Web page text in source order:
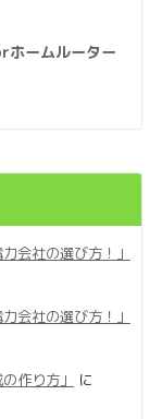
ホームルーター
会社の選び方！」
会社の選び方！」
作り方」
に